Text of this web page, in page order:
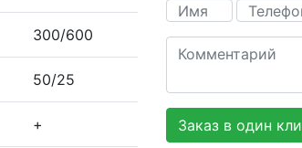
300/600
50/25
+ Заказ в один